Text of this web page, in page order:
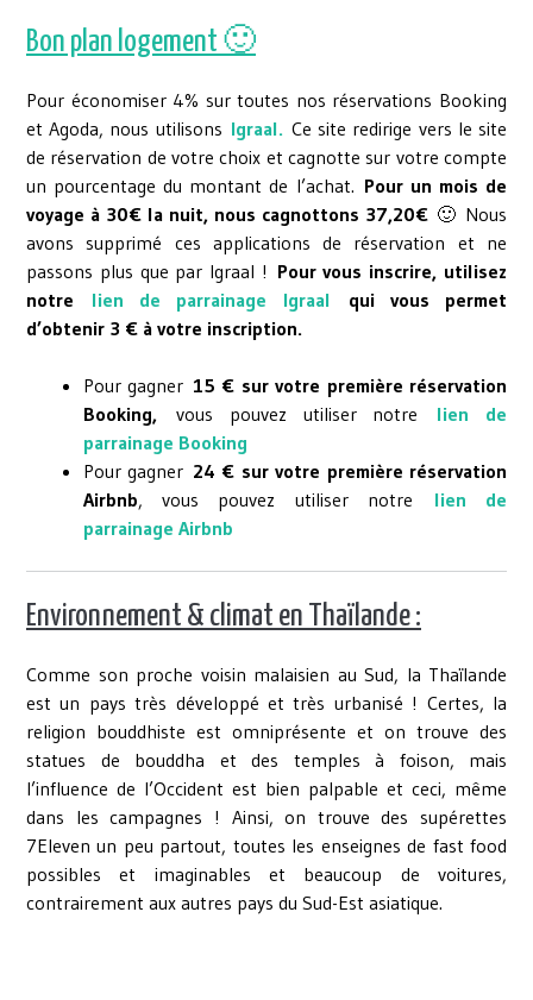
Bon plan logement 🙂
Pour économiser 4% sur toutes nos réservations Booking
et Agoda, nous utilisons Igraal.Ce site redirige vers le site
de réservation de votre choix et cagnotte sur votre compte
un pourcentage du montant de l’achat. Pour un mois de
voyage à 30€ la nuit, nous cagnottons 37,20€ 🙂 Nous
avons supprimé ces applications de réservation et ne
passons plus que par Igraal ! Pour vous inscrire, utilisez
notre lien de parrainage Igraal qui vous permet
d’obtenir 3 € à votre inscription.
Pour gagner 15 € sur votre première réservation
Booking, vous pouvez utiliser notre lien de
parrainage Booking
Pour gagner 24 € sur votre première réservation
Airbnb, vous pouvez utiliser notre lien de
parrainage Airbnb
Environnement & climat en Thaïlande :
Comme son proche voisin malaisien au Sud, la Thaïlande
est un pays très développé et très urbanisé ! Certes, la
religion bouddhiste est omniprésente et on trouve des
statues de bouddha et des temples à foison, mais
l’influence de l’Occident est bien palpable et ceci, même
dans les campagnes ! Ainsi, on trouve des supérettes
7Eleven un peu partout, toutes les enseignes de fast food
possibles et imaginables et beaucoup de voitures,
contrairement aux autres pays du Sud-Est asiatique.